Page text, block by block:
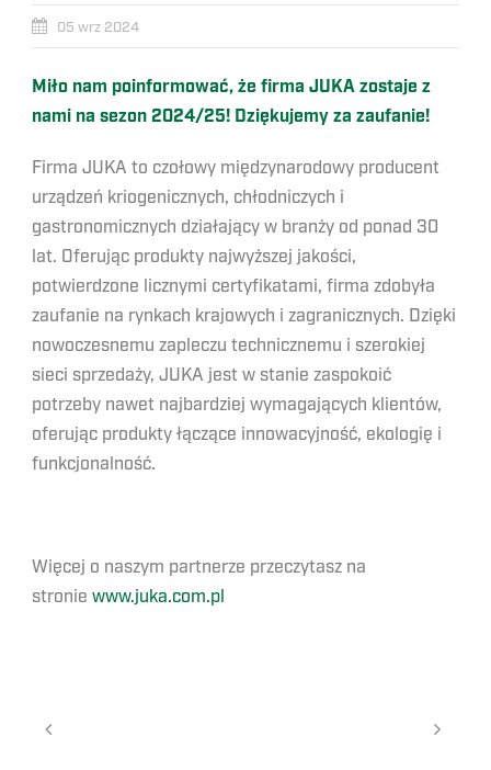
05 wrz 2024
Miło nam poinformować, że firma JUKA zostaje z
nami na sezon 2024/25! Dziękujemy za zaufanie!
Firma JUKA to czołowy międzynarodowy producent
urządzeń kriogenicznych, chłodniczych i
gastronomicznych działający w branży od ponad 30
lat. Oferując produkty najwyższej jakości,
potwierdzone licznymi certyfikatami, firma zdobyła
zaufanie na rynkach krajowych i zagranicznych. Dzięki
nowoczesnemu zapleczu technicznemu i szerokiej
sieci sprzedaży, JUKA jest w stanie zaspokoić
potrzeby nawet najbardziej wymagających klientów,
oferując produkty łączące innowacyjność, ekologię i
funkcjonalność.
Więcej o naszym partnerze przeczytasz na
stronie www.juka.com.pl